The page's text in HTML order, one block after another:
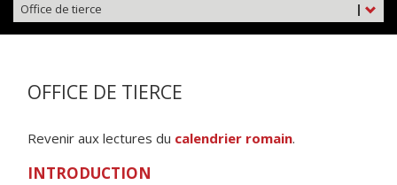
|
Office de tierce
OFFICE DE TIERCE
Revenir aux lectures du calendrier romain.
INTRODUCTION